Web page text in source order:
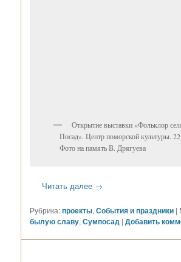
Открытие выставки «Фольклор
Посад». Центр поморской культуры. 22
Фото на память В. Дрягуева
Читать далее →
Рубрика:проекты,События и праздники |
былую славу,Сумпосад |Добавить